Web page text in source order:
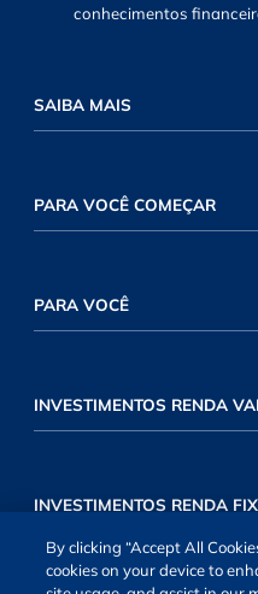
conhecimentos
SAIBA MAIS
PARA VOCÊ COMEÇAR
PARA VOCÊ
INVESTIMENTOS RENDA
INVESTIMENTOS RENDA
By clicking “Accept All
cookies on your device to